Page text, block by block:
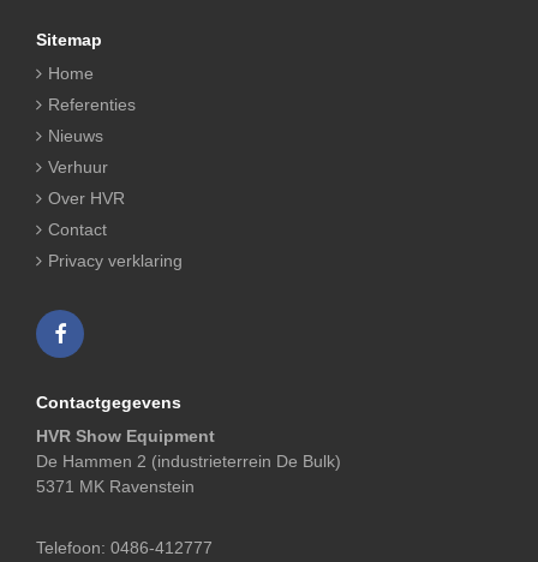
Sitemap
Home
Referenties
Nieuws
Verhuur
Over HVR
Contact
Privacy verklaring
Contactgegevens
HVR Show Equipment
De Hammen 2 (industrieterrein De Bulk)
5371 MK Ravenstein
Telefoon: 0486-412777